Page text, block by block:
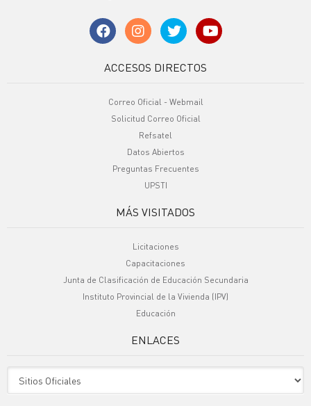
ACCESOS DIRECTOS
Correo Oficial - Webmail
Solicitud Correo Oficial
Refsatel
Datos Abiertos
Preguntas Frecuentes
UPSTI
MÁS VISITADOS
Licitaciones
Capacitaciones
Junta de Clasificación de Educación Secundaria
Instituto Provincial de la Vivienda (IPV)
Educación
ENLACES